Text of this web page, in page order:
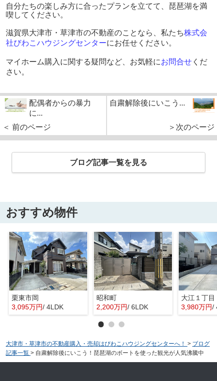
自分たちの楽しみ方に合ったプランを立てて、琵琶湖を満
喫してください。
滋賀県大津市・草津市の不動産のことなら、私たち株式会
社びわこハウジングセンターにお任せください。
マイホーム購入に関する疑問など、お気軽にお問合せくだ
さい。
配偶者からの暴力
に...
＜ 前のページ
自粛解除後にいこう...
＞次のページ
ブログ記事一覧を見る
おすすめ物件
栗東市岡
3,095万円/ 4LDK
昭和町
2,200万円/ 6LDK
大江１丁
3,980万円/
大津市・草津市の不動産購入・売却はびわこハウジングセンターへ！ > ブログ
記事一覧 > 自粛解除後にいこう！琵琶湖のボートを使った観光が人気沸騰中